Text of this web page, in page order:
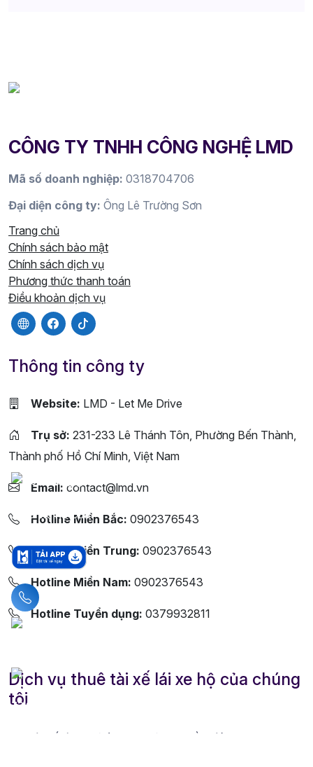
CÔNG TY TNHH CÔNG NGHỆ LMD
Mã số doanh nghiệp: 0318704706
Đại diện công ty: Ông Lê Trường Sơn
Trang chủ
Chính sách bảo mật
Chính sách dịch vụ
Phương thức thanh toán
Điều khoản dịch vụ
Thông tin công ty
Website: LMD - Let Me Drive
Trụ sở: 231-233 Lê Thánh Tôn, Phường Bến Thành,
Thành phố Hồ Chí Minh, Việt Nam
Email: contact@lmd.vn
Hotline Miền Bắc: 0902376543
Hotline Miền Trung: 0902376543
Hotline Miền Nam: 0902376543
Hotline Tuyển dụng: 0379932811
Dịch vụ thuê tài xế lái xe hộ của chúng
tôi
Tài xế lái xe hộ (Đưa người say về nhà)
Liên hệ hotline